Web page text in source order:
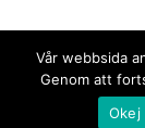
Vår webbsida
Genom att
Okej